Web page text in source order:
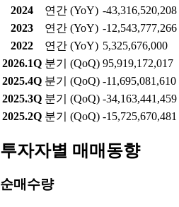
2024
연간 (YoY) -43,316,520,208
2023
연간 (YoY) -12,543,777,266
2022
연간 (YoY) 5,325,676,000
2026.1Q 분기 (QoQ) 95,919,172,017
2025.4Q 분기 (QoQ) -11,695,081,610
2025.3Q 분기 (QoQ) -34,163,441,459
2025.2Q 분기 (QoQ) -15,725,670,481
투자자별 매매동향
순매수량